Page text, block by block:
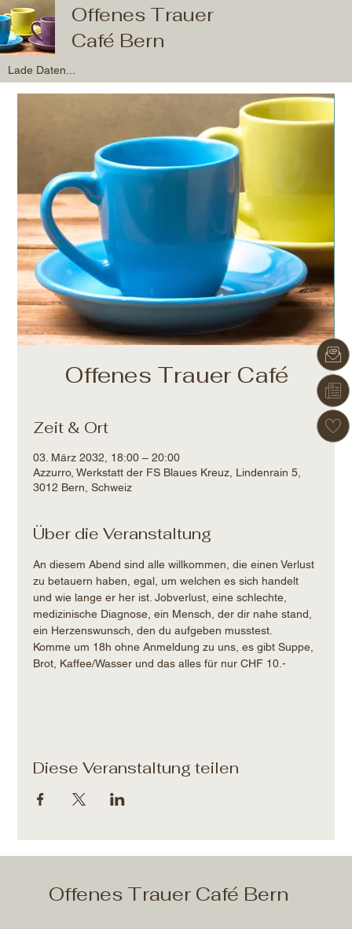
Lade Daten...
Offenes Trauer
Café Bern
Offenes Trauer Café
Zeit & Ort
03. März 2032, 18:00 – 20:00
Azzurro, Werkstatt der FS Blaues Kreuz, Lindenrain 5,
3012 Bern, Schweiz
Über die Veranstaltung
An diesem Abend sind alle willkommen, die einen Verlust
zu betauern haben, egal, um welchen es sich handelt
und wie lange er her ist. Jobverlust, eine schlechte,
medizinische Diagnose, ein Mensch, der dir nahe stand,
ein Herzenswunsch, den du aufgeben musstest.
Komme um 18h ohne Anmeldung zu uns, es gibt Suppe,
Brot, Kaffee/Wasser und das alles für nur CHF 10.-
Diese Veranstaltung teilen
Offenes Trauer Café Bern